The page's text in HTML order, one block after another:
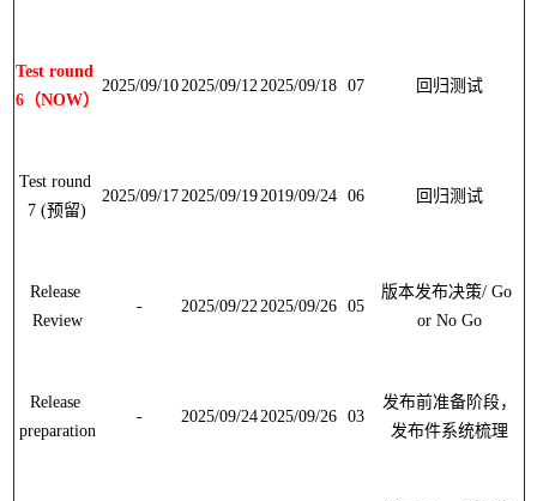
Test round
6（NOW）
2025/09/10 2025/09/12 2025/09/18 07 回归测试
Test round
7 (预留)
2025/09/17 2025/09/19 2019/09/24 06 回归测试
Release
Review
- 2025/09/22 2025/09/26 05
版本发布决策/ Go
or No Go
Release
preparation
- 2025/09/24 2025/09/26 03
发布前准备阶段，
发布件系统梳理